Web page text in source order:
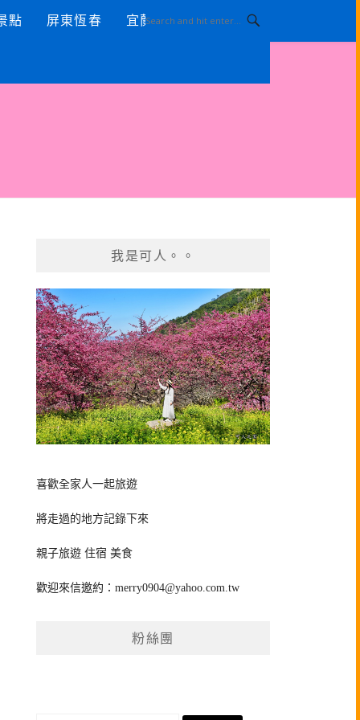
點 屏東恆春 宜蘭景點
我是可人。。
喜歡全家人一起旅遊
將走過的地方記錄下來
親子旅遊 住宿 美食
歡迎來信邀約：merry0904@yahoo.com.tw
粉絲團